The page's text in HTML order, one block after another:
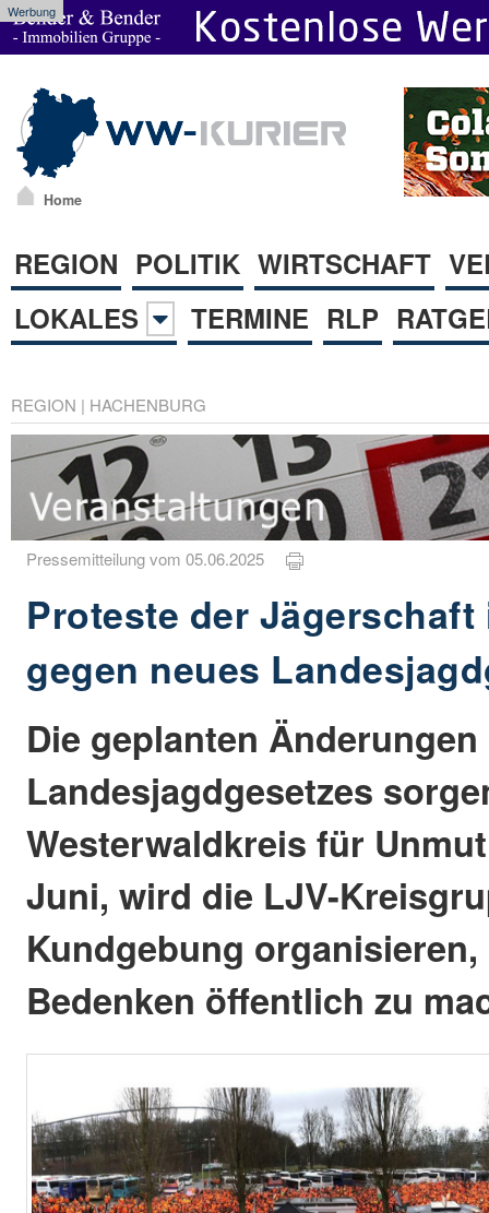
Werbung
Home
REGION POLITIK WIRTSCHAFT
LOKALES
TERMINE RLP
REGION | HACHENBURG
Pressemitteilung vom 05.06.2025
Proteste der Jägerschaft
gegen neues
Die geplanten Änderungen
Landesjagdgesetzes
Westerwaldkreis für
Juni, wird die LJV-
Kundgebung
Bedenken öffentlich zu